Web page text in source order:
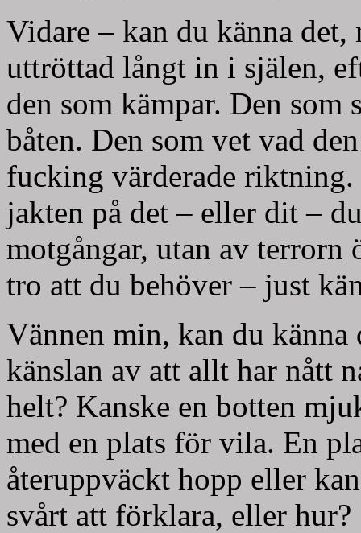
Vidare – kan du känna
uttröttad långt in i själen,
den som kämpar. Den
båten. Den som vet vad
fucking värderade
jakten på det – eller dit –
motgångar, utan av terrorn
tro att du behöver – just
Vännen min, kan du
känslan av att allt har nått
helt? Kanske en botten
med en plats för vila. En
återuppväckt hopp eller
svårt att förklara, eller hur?